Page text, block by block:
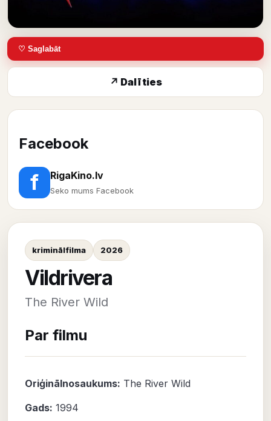
♡ Saglabāt
↗ Dalīties
Facebook
f RigaKino.lv
Seko mums Facebook
kriminālfilma 2026
Vildrivera
The River Wild
Par filmu
Oriģinālnosaukums: The River Wild
Gads: 1994